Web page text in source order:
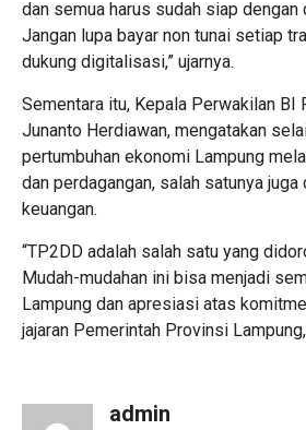
dan semua harus sudah siap
Jangan lupa bayar non tunai setiap
dukung digitalisasi,” ujarnya.
Sementara itu, Kepala Perwakilan BI
Junanto Herdiawan, mengatakan
pertumbuhan ekonomi Lampung
dan perdagangan, salah satunya
keuangan.
“TP2DD adalah salah satu yang
Mudah-mudahan ini bisa menjadi
Lampung dan apresiasi atas
jajaran Pemerintah Provinsi
admin